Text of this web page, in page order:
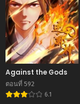
Against the Gods
ตอนที่ 592
6.1